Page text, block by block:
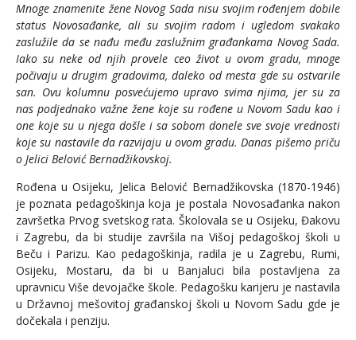
Mnoge znamenite žene Novog Sada nisu svojim rođenjem dobile
status Novosađanke, ali su svojim radom i ugledom svakako
zaslužile da se nađu među zaslužnim građankama Novog Sada.
Iako su neke od njih provele ceo život u ovom gradu, mnoge
počivaju u drugim gradovima, daleko od mesta gde su ostvarile
san. Ovu kolumnu posvećujemo upravo svima njima, jer su za
nas podjednako važne žene koje su rođene u Novom Sadu kao i
one koje su u njega došle i sa sobom donele sve svoje vrednosti
koje su nastavile da razvijaju u ovom gradu. Danas pišemo priču
o Jelici Belović Bernadžikovskoj.
Rođena u Osijeku, Jelica Belović Bernadžikovska (1870-1946)
je poznata pedagoškinja koja je postala Novosađanka nakon
završetka Prvog svetskog rata. Školovala se u Osijeku, Đakovu
i Zagrebu, da bi studije završila na Višoj pedagoškoj školi u
Beču i Parizu. Kao pedagoškinja, radila je u Zagrebu, Rumi,
Osijeku, Mostaru, da bi u Banjaluci bila postavljena za
upravnicu Više devojačke škole. Pedagošku karijeru je nastavila
u Državnoj mešovitoj građanskoj školi u Novom Sadu gde je
dočekala i penziju.